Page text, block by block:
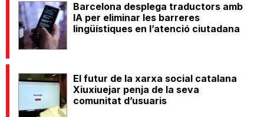
Barcelona desplega traductors amb
IA per eliminar les barreres
lingüístiques en l’atenció ciutadana
El futur de la xarxa social catalana
Xiuxiuejar penja de la seva
comunitat d’usuaris